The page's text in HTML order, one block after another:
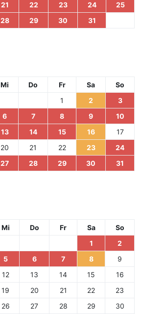
21 22 23 24
25
28 29 30 31
Mi Do Fr Sa
So
1
2
3
6 7 8 9
10
13 14 15 16
17
20 21 22 23
24
27 28 29 30 31
Mi Do Fr Sa
So
1
2
5 6 7 8
9
12 13 14 15
16
19 20 21 22
23
26 27 28 29 30